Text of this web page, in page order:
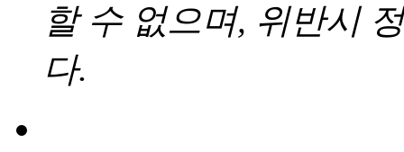
할 수 없으며, 위반시
다.